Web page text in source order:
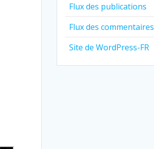
Flux des publications
Flux des commentaires
Site de WordPress-FR